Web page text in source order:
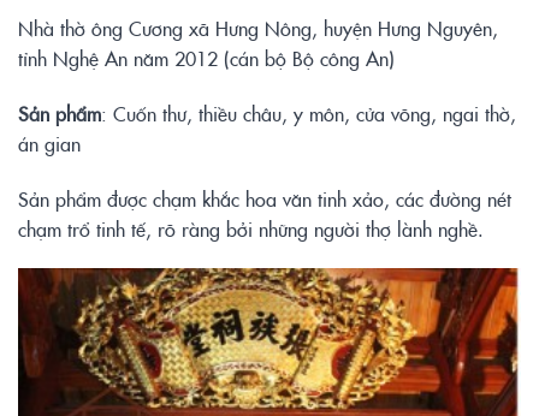
Nhà thờ ông Cương xã Hưng Nông, huyện Hưng Nguyên,
tỉnh Nghệ An năm 2012 (cán bộ Bộ công An)
Sản phẩm: Cuốn thư, thiều châu, y môn, cửa võng, ngai thờ,
án gian
Sản phẩm được chạm khắc hoa văn tinh xảo, các đường nét
chạm trổ tinh tế, rõ ràng bởi những người thợ lành nghề.